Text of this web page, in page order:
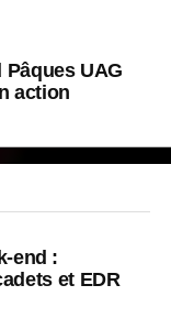
UAG
action
end :
et EDR